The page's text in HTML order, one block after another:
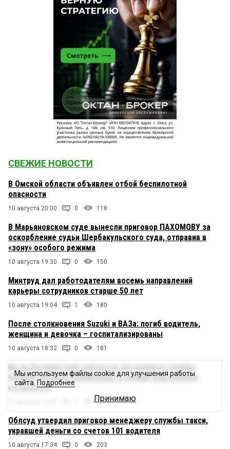
СВЕЖИЕ НОВОСТИ
В Омской области объявлен отбой беспилотной
опасности
10 августа 20:00 0 118
В Марьяновском суде вынесли приговор ПАХОМОВУ за
оскорбление судьи Шербакульского суда, отправив в
«зону» особого режима
10 августа 19:30 0 150
Минтруд дал работодателям восемь направлений
карьеры сотрудников старше 50 лет
10 августа 19:04 1 180
После столкновения Suzuki и ВАЗа: погиб водитель,
женщина и девочка – госпитализированы
10 августа 18:32 0 181
Из-за беспилотной опасности экстренные службы
Омской области переведены в режим повышенной
готовности
332
Облсуд утвердил приговор менеджеру службы такси,
укравшей деньги со счетов 101 водителя
10 августа 17:34 0 203
Мы используем файлы cookie для улучшения работы
сайта. Подробнее
Принимаю